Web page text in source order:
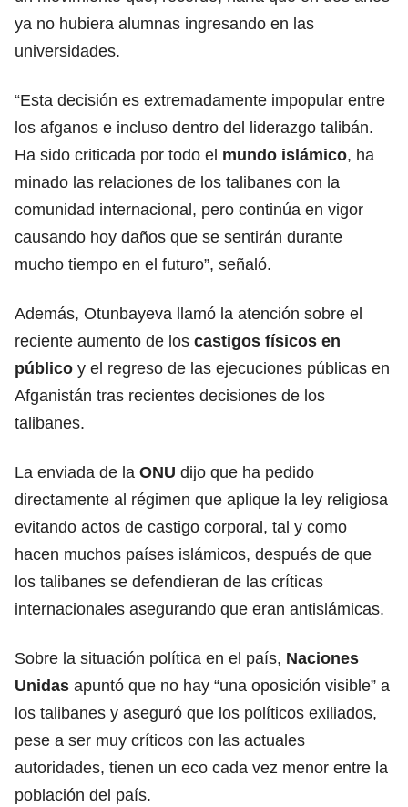
ya no hubiera alumnas ingresando en las
universidades.
“Esta decisión es extremadamente impopular entre
los afganos e incluso dentro del liderazgo talibán.
Ha sido criticada por todo el mundo islámico, ha
minado las relaciones de los talibanes con la
comunidad internacional, pero continúa en vigor
causando hoy daños que se sentirán durante
mucho tiempo en el futuro”, señaló.
Además, Otunbayeva llamó la atención sobre el
reciente aumento de los castigos físicos en
público y el regreso de las ejecuciones públicas en
Afganistán tras recientes decisiones de los
talibanes.
La enviada de la ONU dijo que ha pedido
directamente al régimen que aplique la ley religiosa
evitando actos de castigo corporal, tal y como
hacen muchos países islámicos, después de que
los talibanes se defendieran de las críticas
internacionales asegurando que eran antislámicas.
Sobre la situación política en el país, Naciones
Unidas apuntó que no hay “una oposición visible” a
los talibanes y aseguró que los políticos exiliados,
pese a ser muy críticos con las actuales
autoridades, tienen un eco cada vez menor entre la
población del país.